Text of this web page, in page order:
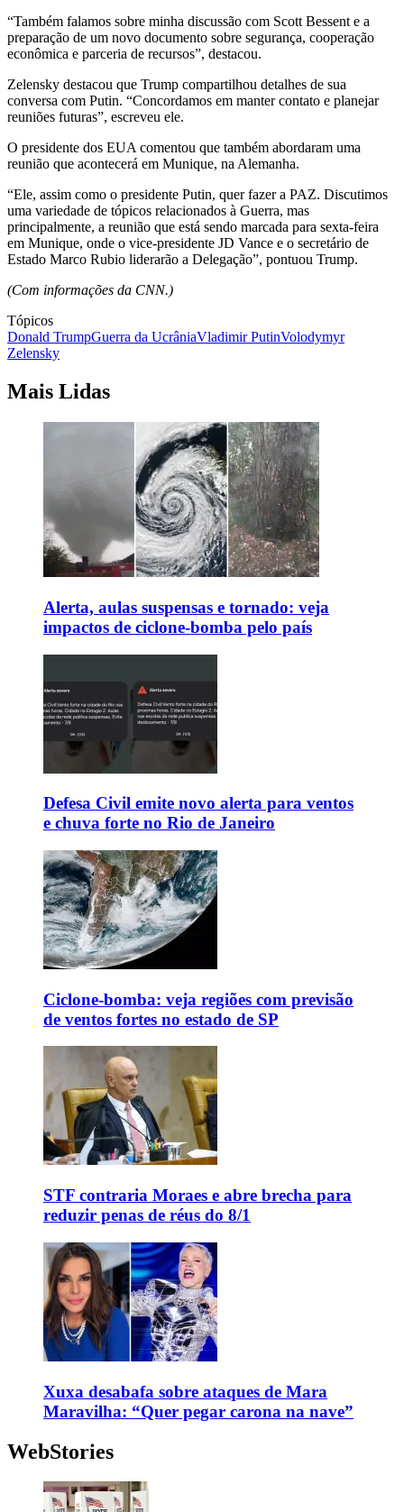
“Também falamos sobre minha discussão com Scott Bessent e a
preparação de um novo documento sobre segurança, cooperação
econômica e parceria de recursos”, destacou.
Zelensky destacou que Trump compartilhou detalhes de sua
conversa com Putin. “Concordamos em manter contato e planejar
reuniões futuras”, escreveu ele.
O presidente dos EUA comentou que também abordaram uma
reunião que acontecerá em Munique, na Alemanha.
“Ele, assim como o presidente Putin, quer fazer a PAZ. Discutimos
uma variedade de tópicos relacionados à Guerra, mas
principalmente, a reunião que está sendo marcada para sexta-feira
em Munique, onde o vice-presidente JD Vance e o secretário de
Estado Marco Rubio liderarão a Delegação”, pontuou Trump.
(Com informações da CNN.)
Tópicos
Donald TrumpGuerra da UcrâniaVladimir PutinVolodymyr
Zelensky
Mais Lidas
Alerta, aulas suspensas e tornado: veja
impactos de ciclone-bomba pelo país
Defesa Civil emite novo alerta para ventos
e chuva forte no Rio de Janeiro
Ciclone-bomba: veja regiões com previsão
de ventos fortes no estado de SP
STF contraria Moraes e abre brecha para
reduzir penas de réus do 8/1
Xuxa desabafa sobre ataques de Mara
Maravilha: “Quer pegar carona na nave”
WebStories